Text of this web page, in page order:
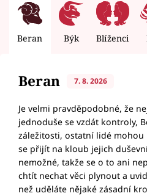
Beran Býk Blíženci
Beran 7. 8. 2026
Je velmi pravděpodobné, že
jednoduše se vzdát kontroly,
záležitosti, ostatní lidé mohou
se přijít na kloub jejich
nemožné, takže se o to ani
chtít nechat věci plynout a
než uděláte nějaké zásadní